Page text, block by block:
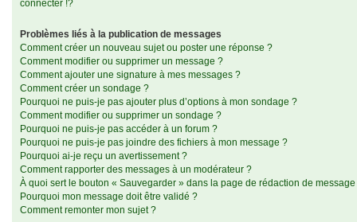
connecter !?
Problèmes liés à la publication de messages
Comment créer un nouveau sujet ou poster une réponse ?
Comment modifier ou supprimer un message ?
Comment ajouter une signature à mes messages ?
Comment créer un sondage ?
Pourquoi ne puis-je pas ajouter plus d’options à mon sondage ?
Comment modifier ou supprimer un sondage ?
Pourquoi ne puis-je pas accéder à un forum ?
Pourquoi ne puis-je pas joindre des fichiers à mon message ?
Pourquoi ai-je reçu un avertissement ?
Comment rapporter des messages à un modérateur ?
À quoi sert le bouton « Sauvegarder » dans la page de rédaction de message
Pourquoi mon message doit être validé ?
Comment remonter mon sujet ?